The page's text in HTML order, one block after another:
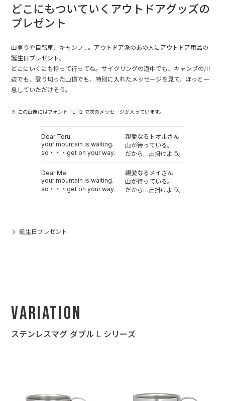
どこにもついていくアウトドアグッズの
プレゼント
山登りや自転車、キャンプ...。アウトドア派のあの人にアウトドア用品の
誕生日プレゼント。
どこにいくにも持って行ってね。サイクリングの道中でも、キャンプの川
辺でも、登り切った山頂でも、特別に入れたメッセージを見て、ほっと一
息していただけそう。
※ この画像にはフォント FE-12 で次のメッセージが入っています。
Dear Toru
your mountain is waiting.
so・・・get on your way.
親愛なるトオルさん
山が待っている。
だから…出掛けよう。
Dear Mei
your mountain is waiting.
so・・・get on your way.
親愛なるメイさん
山が待っている。
だから…出掛けよう。
誕生日プレゼント
Variation
ステンレスマグ ダブル L シリーズ